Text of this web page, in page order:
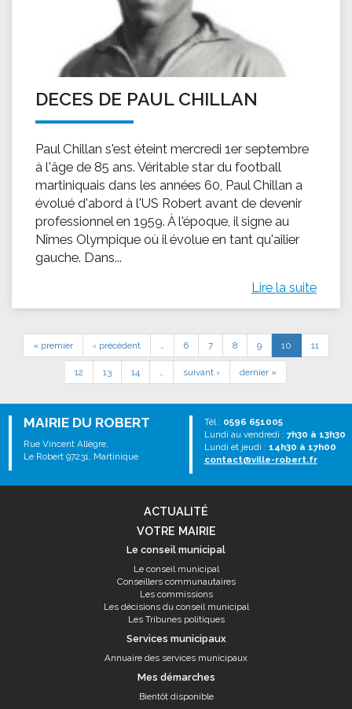
DECES DE PAUL CHILLAN
Paul Chillan s'est éteint mercredi 1er septembre
à l'âge de 85 ans. Véritable star du football
martiniquais dans les années 60, Paul Chillan a
évolué d'abord à l'US Robert avant de devenir
professionnel en 1959. À l'époque, il signe au
Nîmes Olympique où il évolue en tant qu'ailier
gauche. Dans...
Lire la suite
« premier ‹ précédent … 6 7 8 9 10 11
12 13 14 … suivant › dernier »
MAIRIE DU ROBERT
Rue Vincent Allègre,
Le Robert 97231, Martinique
Tél : 0596 651005
Lundi au vendredi : 7h30 à 13h30
Lundi et jeudi : 14h30 à 17h00
contact@ville-robert.fr
ACTUALITÉ
VOTRE MAIRIE
Le conseil municipal
Le conseil municipal
Conseillers communautaires
Les commissions
Les décisions du conseil municipal
Les Tribunes politiques
Services municipaux
Annuaire des services municipaux
Mes démarches
Bientôt disponible